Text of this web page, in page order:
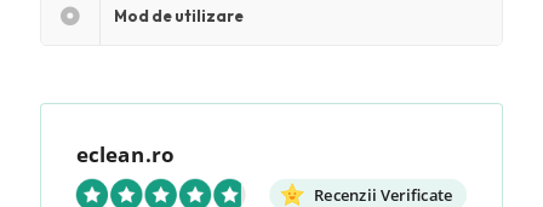
Mod de utilizare
eclean.ro
Recenzii Verificate